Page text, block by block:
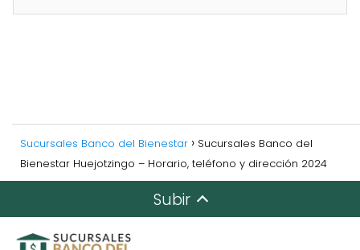
Sucursales Banco del Bienestar
Sucursales Banco del
Bienestar Huejotzingo – Horario, teléfono y dirección 2024
Subir